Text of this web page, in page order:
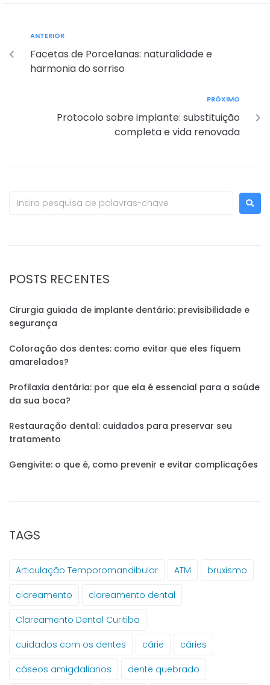
ANTERIOR
Facetas de Porcelanas: naturalidade e
harmonia do sorriso
PRÓXIMO
Protocolo sobre implante: substituição
completa e vida renovada
POSTS RECENTES
Cirurgia guiada de implante dentário: previsibilidade e
segurança
Coloração dos dentes: como evitar que eles fiquem
amarelados?
Profilaxia dentária: por que ela é essencial para a saúde
da sua boca?
Restauração dental: cuidados para preservar seu
tratamento
Gengivite: o que é, como prevenir e evitar complicações
TAGS
Articulação Temporomandibular ATM bruxismo
clareamento clareamento dental
Clareamento Dental Curitiba
cuidados com os dentes cárie cáries
cáseos amigdalianos dente quebrado